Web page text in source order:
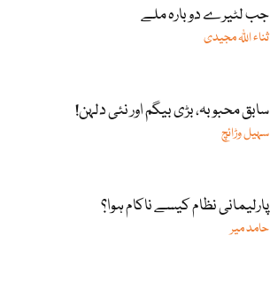
جب لٹیرے دوبارہ ملے
ثناء اللّٰہ مجیدی
سابق محبوبہ، بڑی بیگم اور نئی دلہن!
سہیل وڑائچ
پارلیمانی نظام کیسے ناکام ہوا؟
حامد میر